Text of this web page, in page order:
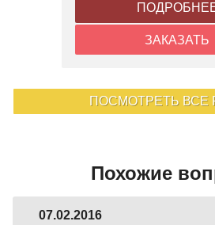
ЗАКАЗАТЬ
ПОСМОТРЕТЬ ВСЕ
Похожие
07.02.2016